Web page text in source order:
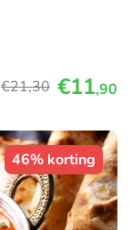
€21,30 €11,90
46% korting